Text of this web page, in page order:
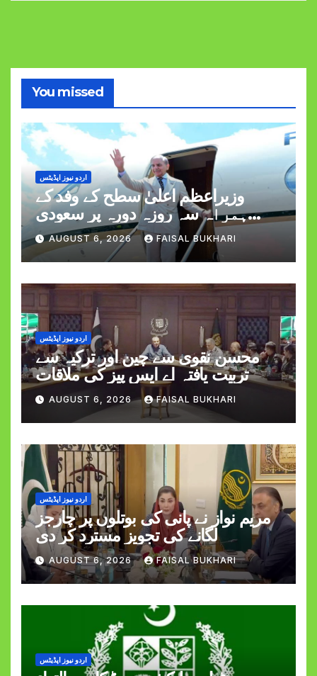
You missed
اردو نیوز اپڈیٹس
وزیراعظم اعلیٰ سطح کے وفد کے
ہمراہ سہ روزہ دورہ پر سعودی
عرب روانہ
AUGUST 6, 2026 FAISAL BUKHARI
اردو نیوز اپڈیٹس
محسن نقوی سے چین اور ترکیہ سے
تربیت یافتہ اے ایس پیز کی ملاقات
AUGUST 6, 2026 FAISAL BUKHARI
اردو نیوز اپڈیٹس
مریم نواز نے پانی کی بوتلوں پر چارجز
لگانے کی تجویز مسترد کر دی
AUGUST 6, 2026 FAISAL BUKHARI
اردو نیوز اپڈیٹس